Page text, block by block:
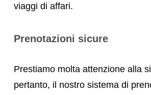
viaggi di affari.
Prenotazioni sicure
Prestiamo molta attenzione alla
pertanto, il nostro sistema di